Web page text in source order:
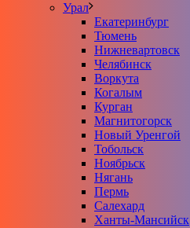
Урал
Екатеринбург
Тюмень
Нижневартовск
Челябинск
Воркута
Когалым
Курган
Магнитогорск
Новый Уренгой
Тобольск
Ноябрьск
Нягань
Пермь
Салехард
Ханты-Мансийск